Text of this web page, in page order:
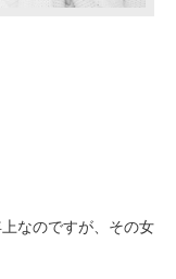
なのですが、その女